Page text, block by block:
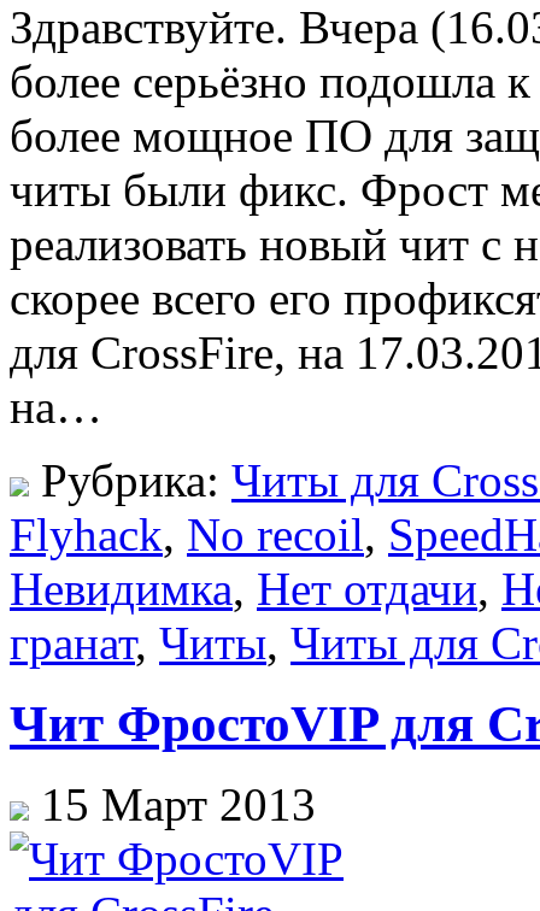
Здравствуйте. Вчера
более серьёзно подошла
более мощное ПО для
читы были фикс. Фрост
реализовать новый чит с
скорее всего его
для CrossFire, на
на…
Рубрика: Читы для
Flyhack, No recoil,
Невидимка, Нет отдачи,
гранат, Читы, Читы для
Чит ФростоVIP для
15 Март 2013